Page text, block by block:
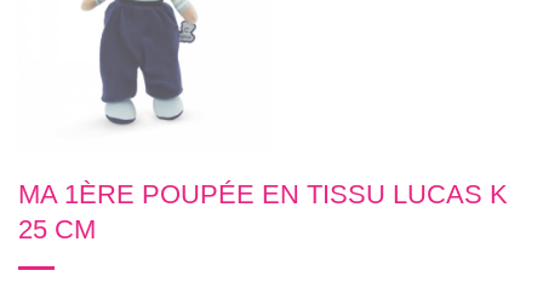
MA 1ÈRE POUPÉE EN TISSU LUCAS K
25 CM